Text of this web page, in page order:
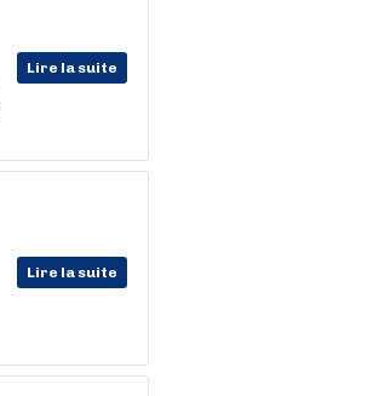
Lire la suite
Lire la suite